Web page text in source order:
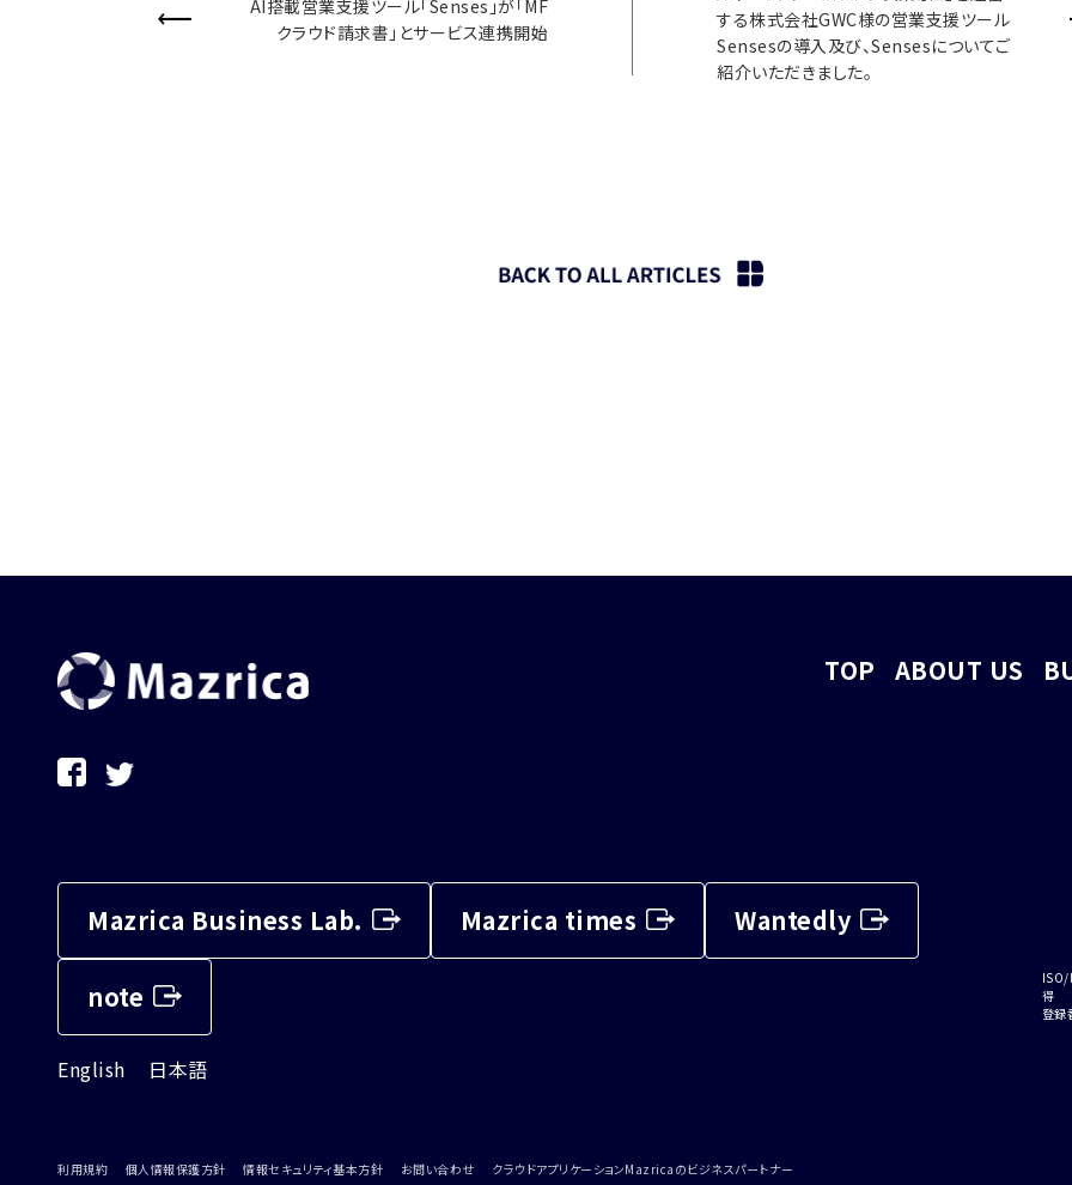
AI搭載営業支援ツール「Senses」が「MF
クラウド請求書」とサービス連携開始
する株式会社GWC様の営業支援ツール
Sensesの導入及び、Sensesについてご
紹介いただきました。
TOP ABOUT US
Mazrica Business Lab. Mazrica times Wantedly
note
English 日本語
利用規約 個人情報保護方針 情報セキュリティ基本方針 お問い合わせ クラウドアプリケーションMazricaのビジネスパートナー
得
登